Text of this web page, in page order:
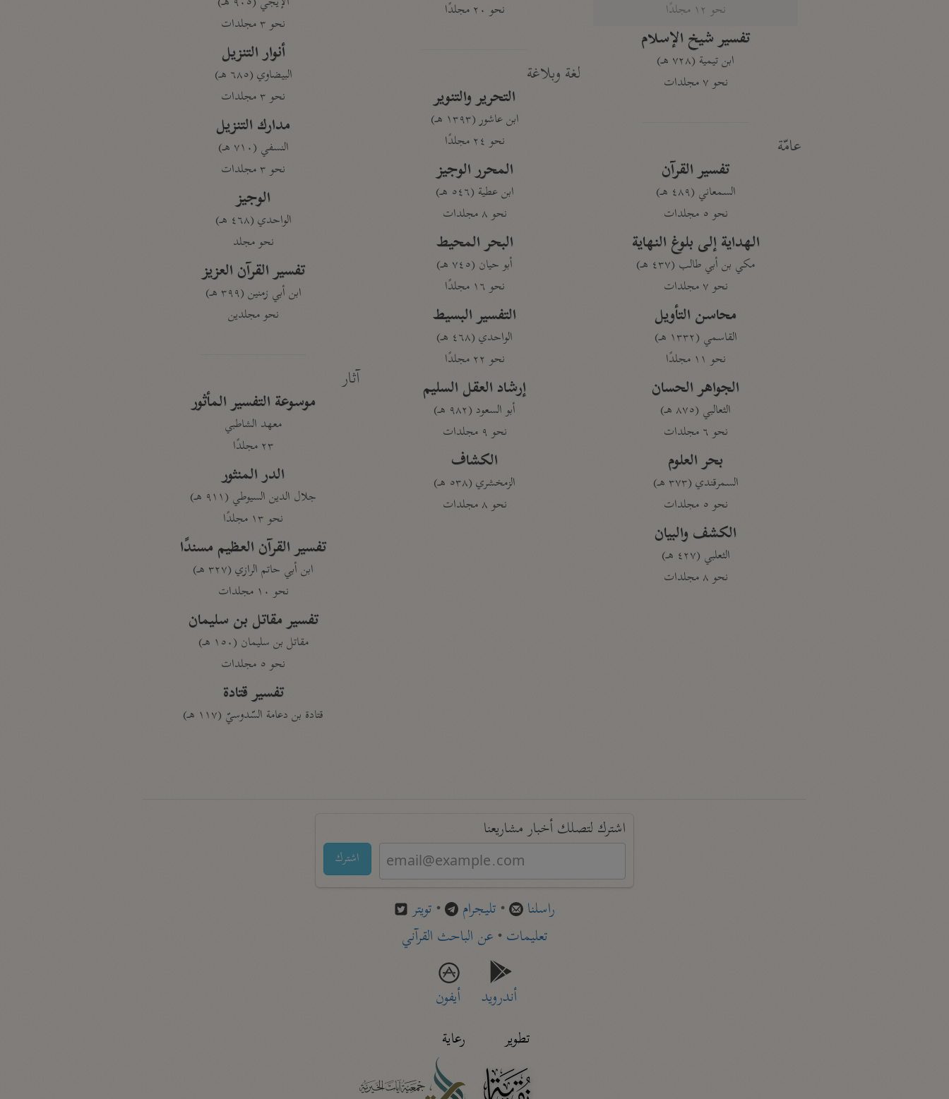
نحو ١٢ مجلدًا
تفسير شيخ الإسلام
ابن تيمية (٧٢٨ هـ)
نحو ٧ مجلدات
عامّة
تفسير القرآن
السمعاني (٤٨٩ هـ)
نحو ٥ مجلدات
الهداية إلى بلوغ النهاية
مكي بن أبي طالب (٤٣٧ هـ)
نحو ٧ مجلدات
محاسن التأويل
القاسمي (١٣٣٢ هـ)
نحو ١١ مجلدًا
الجواهر الحسان
الثعالبي (٨٧٥ هـ)
نحو ٦ مجلدات
بحر العلوم
السمرقندي (٣٧٣ هـ)
نحو ٥ مجلدات
الكشف والبيان
الثعلبي (٤٢٧ هـ)
نحو ٨ مجلدات
نحو ٢٠ مجلدًا
لغة وبلاغة
التحرير والتنوير
ابن عاشور (١٣٩٣ هـ)
نحو ٢٤ مجلدًا
المحرر الوجيز
ابن عطية (٥٤٦ هـ)
نحو ٨ مجلدات
البحر المحيط
أبو حيان (٧٤٥ هـ)
نحو ١٦ مجلدًا
التفسير البسيط
الواحدي (٤٦٨ هـ)
نحو ٢٢ مجلدًا
إرشاد العقل السليم
أبو السعود (٩٨٢ هـ)
نحو ٩ مجلدات
الكشاف
الزمخشري (٥٣٨ هـ)
نحو ٨ مجلدات
نحو ٣ مجلدات
أنوار التنزيل
البيضاوي (٦٨٥ هـ)
نحو ٣ مجلدات
مدارك التنزيل
النسفي (٧١٠ هـ)
نحو ٣ مجلدات
الوجيز
الواحدي (٤٦٨ هـ)
نحو مجلد
تفسير القرآن العزيز
ابن أبي زمنين (٣٩٩ هـ)
نحو مجلدين
آثار
موسوعة التفسير المأثور
معهد الشاطبي
٢٣ مجلدًا
الدر المنثور
جلال الدين السيوطي (٩١١ هـ)
نحو ١٣ مجلدًا
تفسير القرآن العظيم مسندًا
ابن أبي حاتم الرازي (٣٢٧ هـ)
نحو ١٠ مجلدات
تفسير مقاتل بن سليمان
مقاتل بن سليمان (١٥٠ هـ)
نحو ٥ مجلدات
تفسير قتادة
قتادة بن دعامة السّدوسيّ (١١٧ هـ)
اشترك لتصلك أخبار مشاريعنا
اشترك
راسلنا • تليجرام • تويتر
تعليمات• عن الباحث القرآني
أندرويد
أيفون
تطوير
رعاية